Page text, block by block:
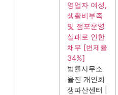
영업자 여성,
생활비부족
및 점포운영
실패로 인한
채무 [변제율
34%]
법률사무소
율진 개인회
생파산센터